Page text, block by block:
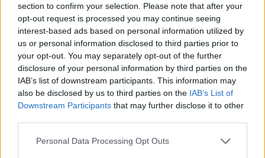
section to confirm your selection. Please note that after your
opt-out request is processed you may continue seeing
interest-based ads based on personal information utilized by
us or personal information disclosed to third parties prior to
your opt-out. You may separately opt-out of the further
disclosure of your personal information by third parties on the
IAB’s list of downstream participants. This information may
also be disclosed by us to third parties on the IAB’s List of
Downstream Participants that may further disclose it to other
Personal Data Processing Opt Outs
Omsider flere tømme-
stasjoner i Oslofjorden